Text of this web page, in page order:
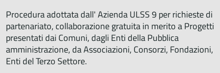
Procedura adottata dall' Azienda ULSS 9 per richieste di
partenariato, collaborazione gratuita in merito a Progetti
presentati dai Comuni, dagli Enti della Pubblica
amministrazione, da Associazioni, Consorzi, Fondazioni,
Enti del Terzo Settore.